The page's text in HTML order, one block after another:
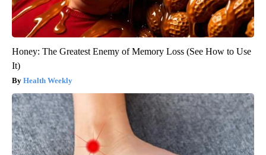
Honey: The Greatest Enemy of Memory Loss (See How to Use
It)
Health Weekly